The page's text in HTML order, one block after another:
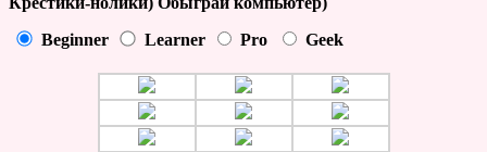
Beginner Learner Pro Geek